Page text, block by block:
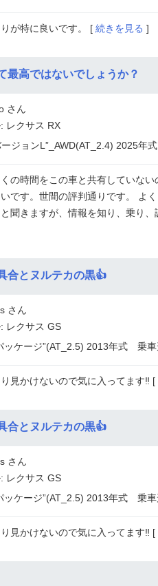
が特に良いです。 [ 続きを見る ]
最高ではないでしょうか？
さん
レクサス RX
ジョンL”_AWD(AT_2.4) 2025年式
の時間をこの車と共有していな
です。世間の評判通りです。 よ
聞きますが、情報を知り、乗り
合とヌルテカの黒👍
さん
レクサス GS
ッケージ”(AT_2.5) 2013年式
乗
見かけないので気に入ってます‼️ [
合とヌルテカの黒👍
さん
レクサス GS
ッケージ”(AT_2.5) 2013年式
乗
見かけないので気に入ってます‼️ [